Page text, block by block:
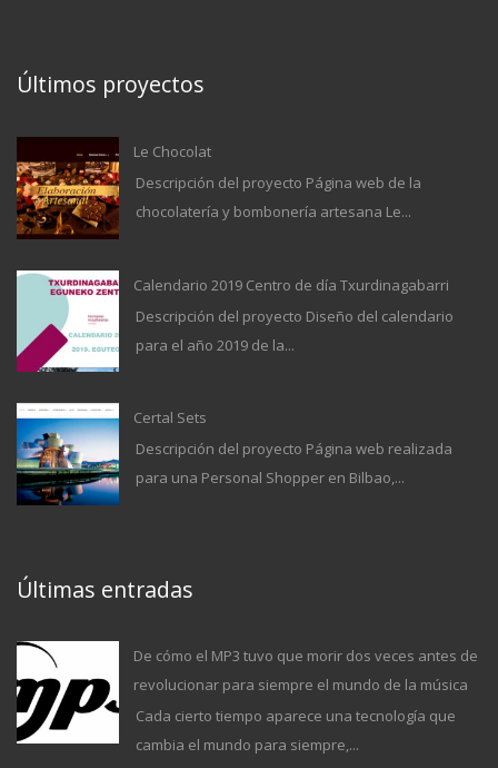
Últimos proyectos
Le Chocolat
Descripción del proyecto Página web de la
chocolatería y bombonería artesana Le...
Calendario 2019 Centro de día Txurdinagabarri
Descripción del proyecto Diseño del calendario
para el año 2019 de la...
Certal Sets
Descripción del proyecto Página web realizada
para una Personal Shopper en Bilbao,...
Últimas entradas
De cómo el MP3 tuvo que morir dos veces antes de
revolucionar para siempre el mundo de la música
Cada cierto tiempo aparece una tecnología que
cambia el mundo para siempre,...